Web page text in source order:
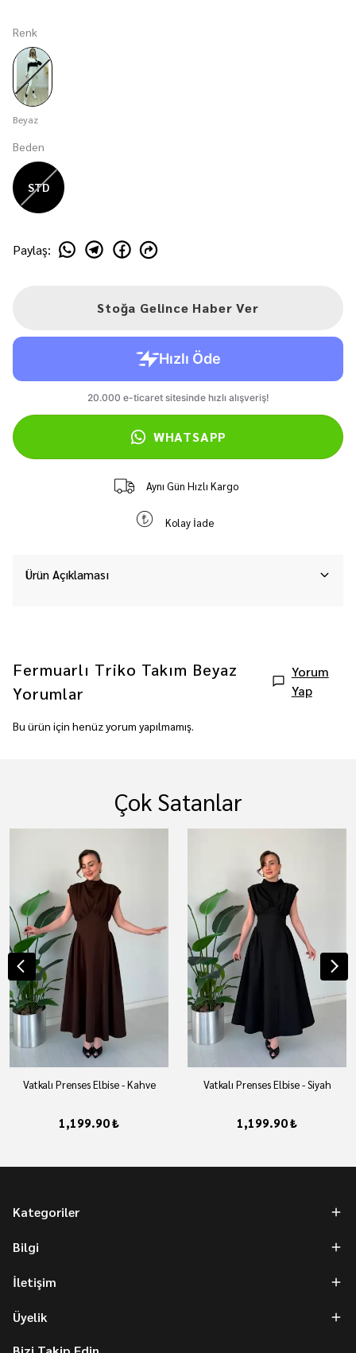
Renk
Beyaz
Beden
STD
Paylaş:
Stoğa Gelince Haber Ver
WHATSAPP
Aynı Gün Hızlı Kargo
Kolay İade
Ürün Açıklaması
Fermuarlı Triko Takım Beyaz
Yorumlar
Yorum
Yap
Bu ürün için henüz yorum yapılmamış.
Çok Satanlar
Vatkalı Prenses Elbise - Kahve
1,199.90 ₺
Vatkalı Prenses Elbise - Siyah
1,199.90 ₺
Kategoriler
Bilgi
İletişim
Üyelik